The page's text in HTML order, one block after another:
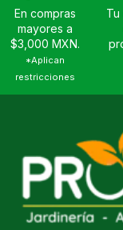
En compras
mayores a
$3,000 MXN.
*Aplican
restricciones
Tu